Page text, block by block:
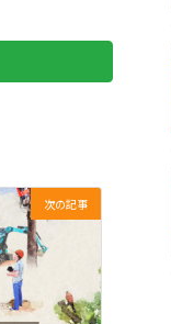
次の記事